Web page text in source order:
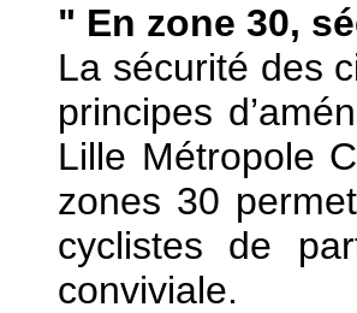
" En zone 30,
La sécurité des
principes
Lille Métropole
zones 30
cyclistes de
conviviale.